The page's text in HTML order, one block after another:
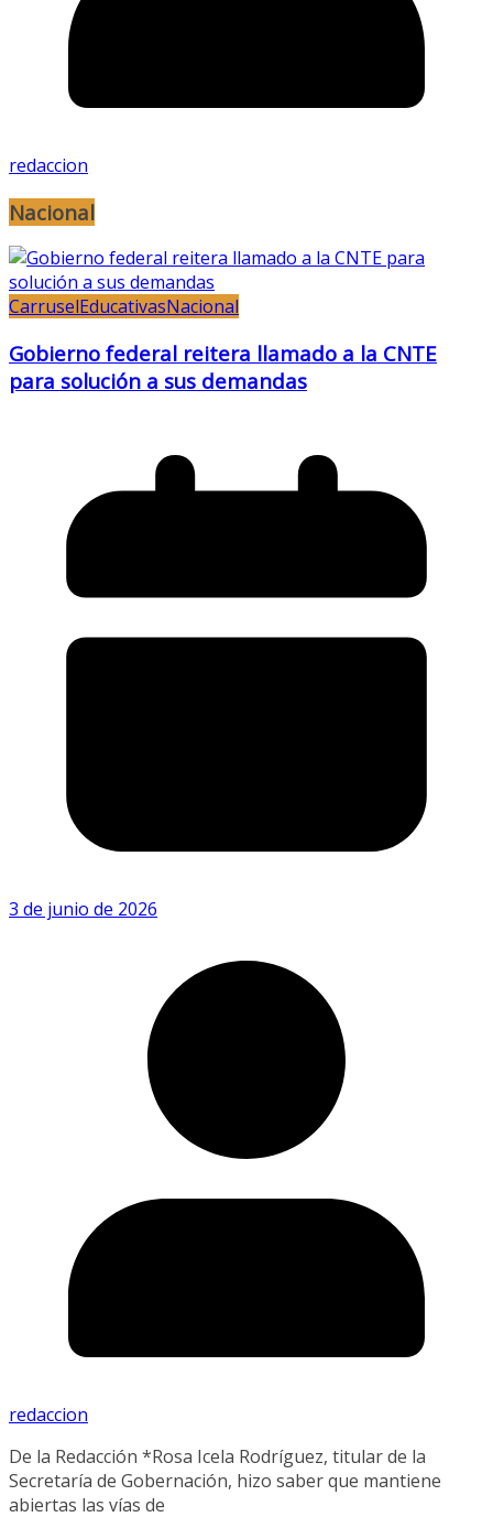
redaccion
Nacional
CarruselEducativasNacional
Gobierno federal reitera llamado a la CNTE
para solución a sus demandas
3 de junio de 2026
redaccion
De la Redacción *Rosa Icela Rodríguez, titular de la
Secretaría de Gobernación, hizo saber que mantiene
abiertas las vías de